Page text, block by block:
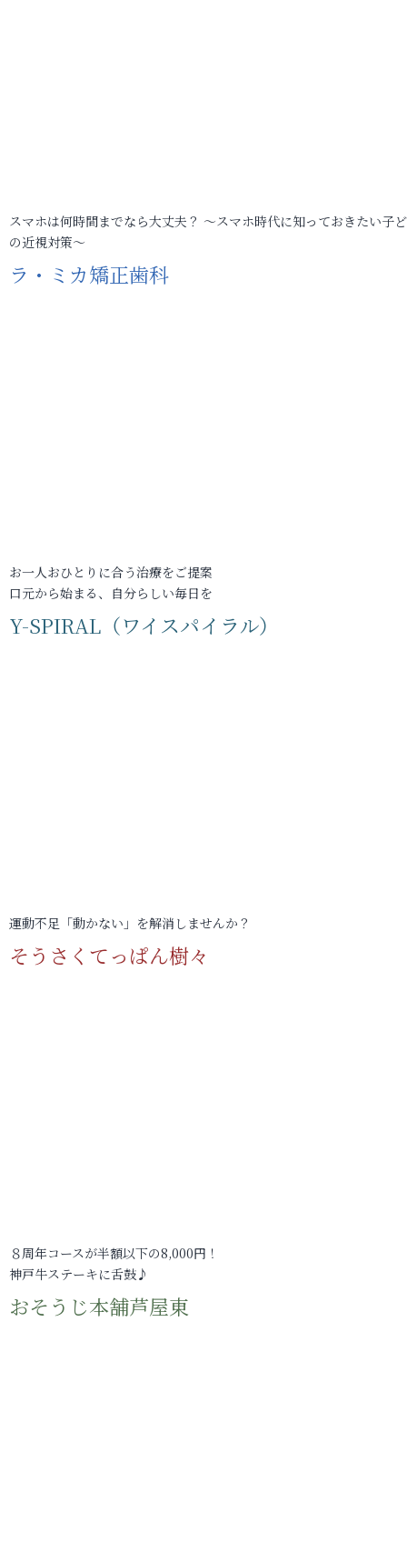
スマホは何時間までなら大丈夫？ ～スマホ時代に知っておきたい子
の近視対策～
ラ・ミカ矯正歯科
お一人おひとりに合う治療をご提案
口元から始まる、自分らしい毎日を
Y-SPIRAL（ワイスパイラル）
運動不足「動かない」を解消しませんか？
そうさくてっぱん樹々
８周年コースが半額以下の8,000円！
神戸牛ステーキに舌鼓♪
おそうじ本舗芦屋東